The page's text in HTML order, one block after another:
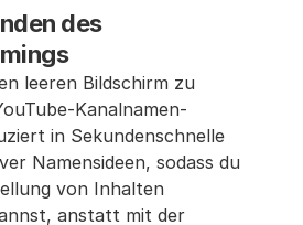
des
leeren Bildschirm zu
Kanalnamen-
in Sekundenschnelle
Namensideen, sodass du
von Inhalten
anstatt mit der